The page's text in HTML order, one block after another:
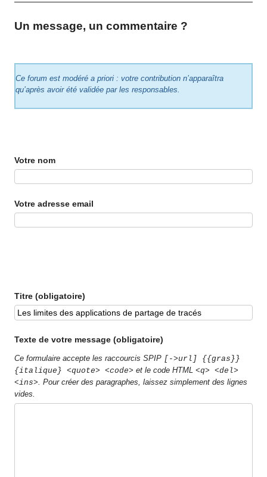
Un message, un commentaire ?
Ce forum est modéré a priori : votre contribution n’apparaîtra
qu’après avoir été validée par les responsables.
Votre nom
Votre adresse email
Titre (obligatoire)
Texte de votre message (obligatoire)
Ce formulaire accepte les raccourcis SPIP [->url] {{gras}}
{italique} <quote> <code> et le code HTML<q> <del>
<ins> . Pour créer des paragraphes, laissez simplement des lignes
vides.